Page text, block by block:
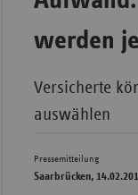
werden
Versicherte
auswählen
Pressemitteilung
Saarbrücken,